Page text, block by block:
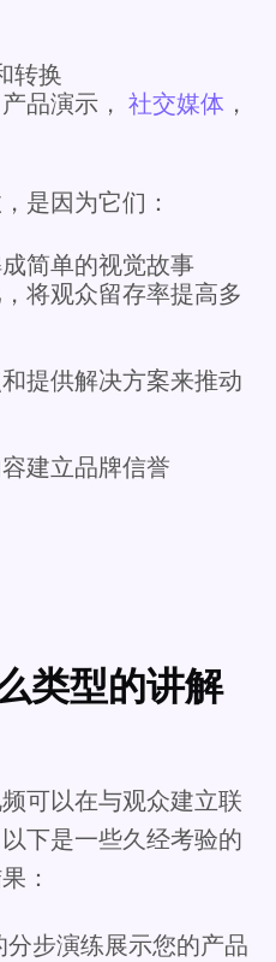
转换
品演示， 社交媒体 ，
是因为它们：
简单的视觉故事
将观众留存率提高多
提供解决方案来推动
建立品牌信誉
类型的讲解
可以在与观众建立联
下是一些久经考验的
：
分步演练展示您的产品